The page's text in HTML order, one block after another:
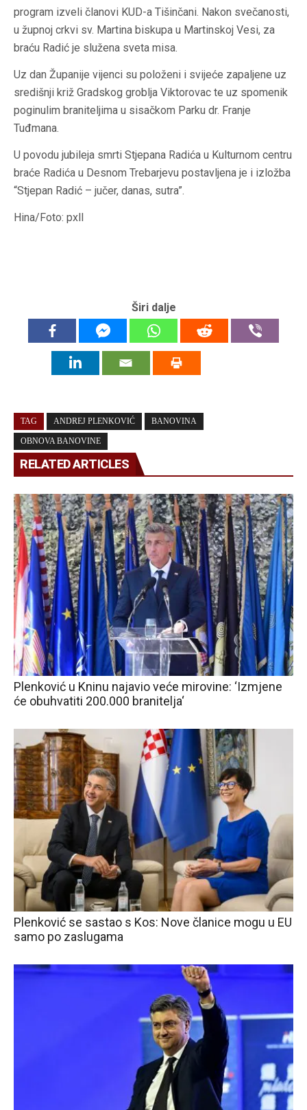
program izveli članovi KUD-a Tišinčani. Nakon svečanosti,
u župnoj crkvi sv. Martina biskupa u Martinskoj Vesi, za
braću Radić je služena sveta misa.
Uz dan Županije vijenci su položeni i svijeće zapaljene uz
središnji križ Gradskog groblja Viktorovac te uz spomenik
poginulim braniteljima u sisačkom Parku dr. Franje
Tuđmana.
U povodu jubileja smrti Stjepana Radića u Kulturnom centru
braće Radića u Desnom Trebarjevu postavljena je i izložba
“Stjepan Radić – jučer, danas, sutra”.
Hina/Foto: pxll
Širi dalje
TAG ANDREJ PLENKOVIĆ BANOVINA
OBNOVA BANOVINE
RELATED ARTICLES
Plenković u Kninu najavio veće mirovine: ‘Izmjene
će obuhvatiti 200.000 branitelja‘
Plenković se sastao s Kos: Nove članice mogu u EU
samo po zaslugama